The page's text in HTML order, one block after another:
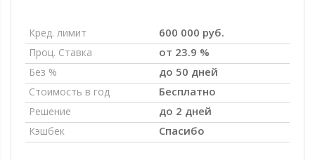
Кред. лимит 600 000 руб.
Проц. Ставка от 23.9 %
Без % до 50 дней
Стоимость в год Бесплатно
Решение до 2 дней
Кэшбек Спасибо